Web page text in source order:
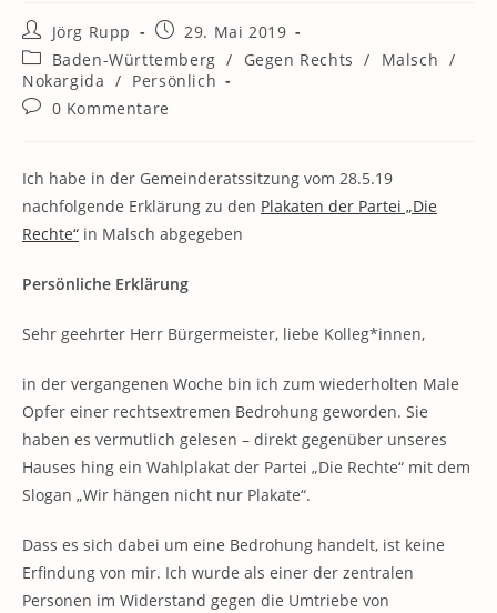
Beitrags-
Autor:
Jörg Rupp
Beitrag
veröffentlicht:
29. Mai 2019
Beitrags-
Kategorie:
Baden-Württemberg / Gegen Rechts / Malsch /
Nokargida / Persönlich
Beitrags-
0 Kommentare
Ich habe in der Gemeinderatssitzung vom 28.5.19
nachfolgende Erklärung zu den Plakaten der Partei „Die
Rechte“ in Malsch abgegeben
Persönliche Erklärung
Sehr geehrter Herr Bürgermeister, liebe Kolleg*innen,
in der vergangenen Woche bin ich zum wiederholten Male
Opfer einer rechtsextremen Bedrohung geworden. Sie
haben es vermutlich gelesen – direkt gegenüber unseres
Hauses hing ein Wahlplakat der Partei „Die Rechte“ mit dem
Slogan „Wir hängen nicht nur Plakate“.
Dass es sich dabei um eine Bedrohung handelt, ist keine
Erfindung von mir. Ich wurde als einer der zentralen
Personen im Widerstand gegen die Umtriebe von